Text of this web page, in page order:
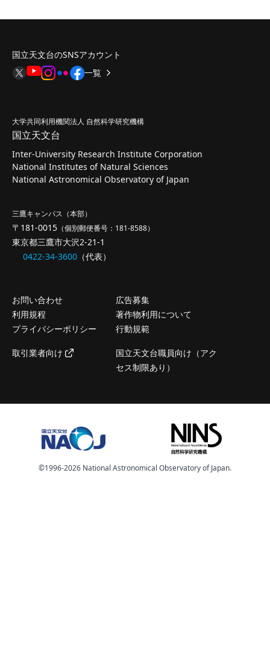
国立天文台のSNSアカウント
一覧
大学共同利用機関法人 自然科学研究機構
国立天文台
Inter-University Research Institute Corporation
National Institutes of Natural Sciences
National Astronomical Observatory of Japan
三鷹キャンパス（本部）
〒181-0015 （個別郵便番号：181-8588）
東京都三鷹市大沢2-21-1
0422-34-3600 （代表）
お問い合わせ
広告募集
利用規程
著作物利用について
プライバシーポリシー
行動規範
取引業者向け
国立天文台職員向け（アク
セス制限あり）
©️1996-2026 National Astronomical Observatory of Japan.